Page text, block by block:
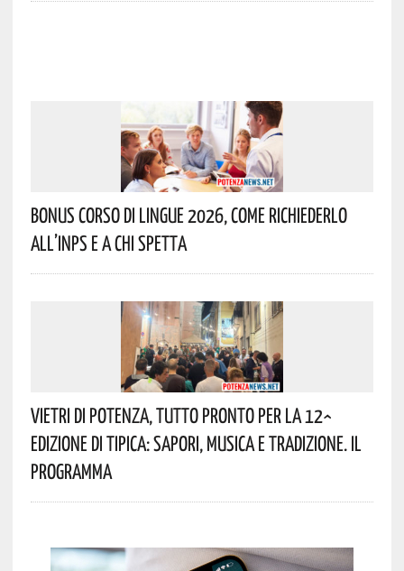
Bonus Corso Di Lingue 2026, Come Richiederlo
All’INPS E A Chi Spetta
Vietri Di Potenza, Tutto Pronto Per La 12^
Edizione Di Tipica: Sapori, Musica E Tradizione. Il
Programma